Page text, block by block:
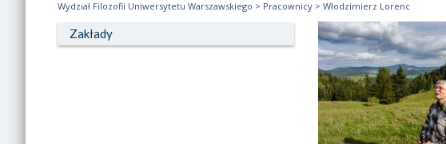
Wydział Filozofii Uniwersytetu Warszawskiego > Pracownicy > Włodzimierz Lorenc
Zakłady